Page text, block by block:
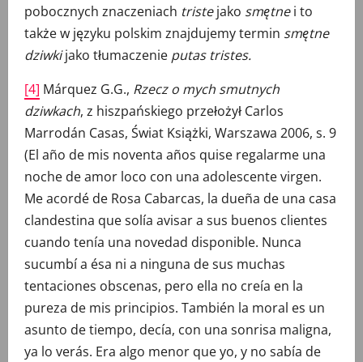
pobocznych znaczeniach tristejako smętnei to
także w języku polskim znajdujemy termin smętne
dziwkijako tłumaczenie putas tristes.
[4] Márquez G.G., Rzecz o mych smutnych
dziwkach, z hiszpańskiego przełożył Carlos
Marrodán Casas, Świat Książki, Warszawa 2006, s. 9
(El año de mis noventa años quise regalarme una
noche de amor loco con una adolescente virgen.
Me acordé de Rosa Cabarcas, la dueña de una casa
clandestina que solía avisar a sus buenos clientes
cuando tenía una novedad disponible. Nunca
sucumbí a ésa ni a ninguna de sus muchas
tentaciones obscenas, pero ella no creía en la
pureza de mis principios. También la moral es un
asunto de tiempo, decía, con una sonrisa maligna,
ya lo verás. Era algo menor que yo, y no sabía de